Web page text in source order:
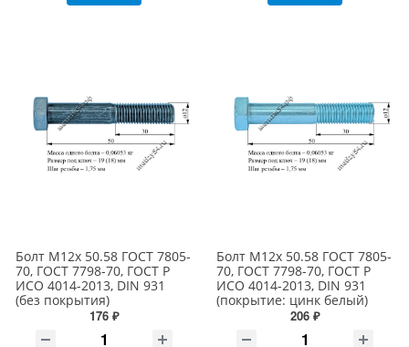
Болт М12х 50.58 ГОСТ 7805-
70, ГОСТ 7798-70, ГОСТ Р
ИСО 4014-2013, DIN 931
(без покрытия)
176 ₽
Болт М12х 50.58 ГОСТ 7805-
70, ГОСТ 7798-70, ГОСТ Р
ИСО 4014-2013, DIN 931
(покрытие: цинк белый)
206 ₽